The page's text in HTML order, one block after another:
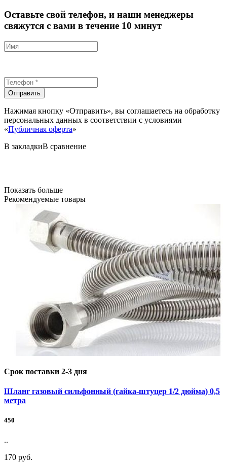
Оставьте свой телефон, и наши менеджеры
свяжутся с вами в течение 10 минут
Отправить
Нажимая кнопку «Отправить», вы соглашаетесь на обработку
персональных данных в соответствии с условиями
«Публичная оферта»
В закладкиВ сравнение
Показать больше
Рекомендуемые товары
Срок поставки 2-3 дня
Шланг газовый сильфонный (гайка-штуцер 1/2 дюйма) 0,5
метра
450
..
170 руб.